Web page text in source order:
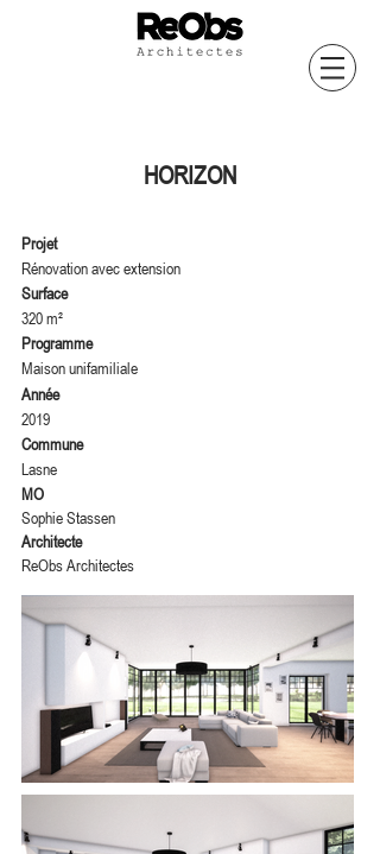
Projet
Rénovation avec extension
Surface
320 m²
Programme
Maison unifamiliale
Année
2019
Commune
Lasne
MO
Sophie Stassen
Architecte
ReObs Architectes
HORIZON